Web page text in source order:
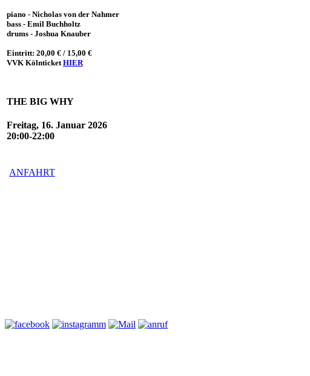
piano - Nicholas von der Nahmer
bass - Emil Buchholtz
drums - Joshua Knauber
Eintritt: 20,00 € / 15,00 €
VVK Kölnticket HIER
THE BIG WHY
Freitag, 16. Januar 2026
20:00-22:00
ANFAHRT